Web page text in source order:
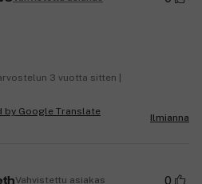
3 vuotta sitten |
Ilmianna
Vahvistettu asiakas 0